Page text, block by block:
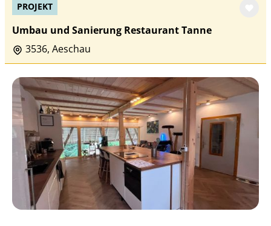
PROJEKT
Umbau und Sanierung Restaurant Tanne
3536, Aeschau